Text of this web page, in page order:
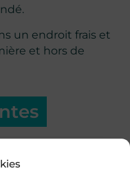
un endroit frais et
et hors de
du